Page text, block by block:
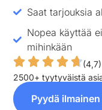
Saat tarjouksia
Nopea käyttää
mihinkään
(4,7)
2500+ tyytyväistä
Pyydä